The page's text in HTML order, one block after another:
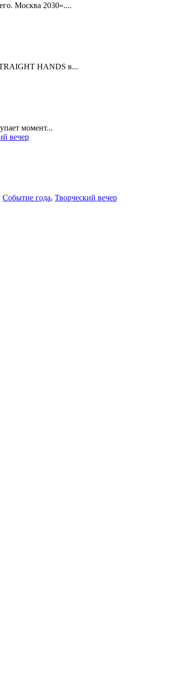
Москва 2030»....
HANDS в...
момент...
вечер
Событие года, Творческий вечер